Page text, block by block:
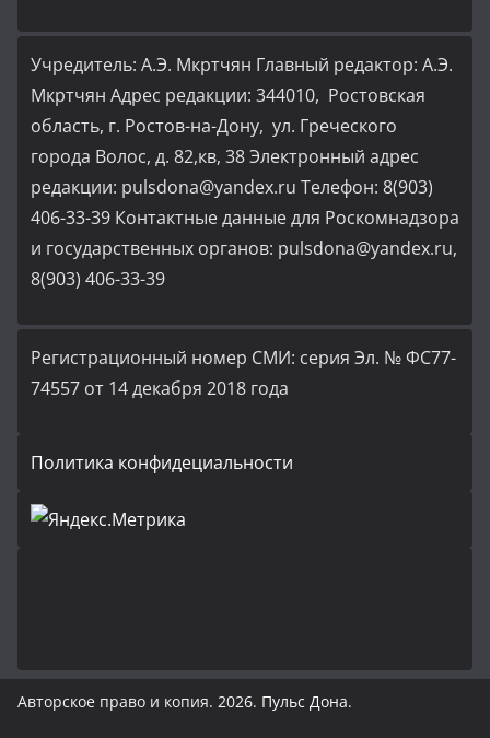
Учредитель: А.Э. Мкртчян Главный редактор: А.Э.
Мкртчян Адрес редакции: 344010, Ростовская
область, г. Ростов-на-Дону, ул. Греческого
города Волос, д. 82,кв, 38 Электронный адрес
редакции: pulsdona@yandex.ru Телефон: 8(903)
406-33-39 Контактные данные для Роскомнадзора
и государственных органов: pulsdona@yandex.ru,
8(903) 406-33-39
Регистрационный номер СМИ: серия Эл. № ФС77-
74557 от 14 декабря 2018 года
Политика конфидециальности
Авторское право и копия. 2026. Пульс Дона.